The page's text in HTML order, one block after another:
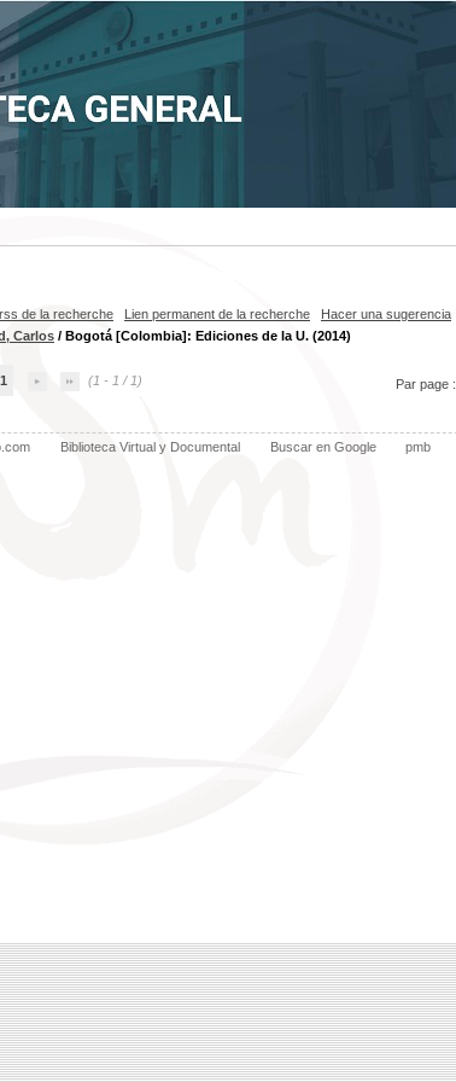
de la recherche Lien permanent de la recherche
Hacer una sugerencia
Carlos / Bogotá [Colombia]: Ediciones de la U. (2014)
1 (1 - 1 / 1) Par page :
Biblioteca Virtual y Documental Buscar en Google pmb